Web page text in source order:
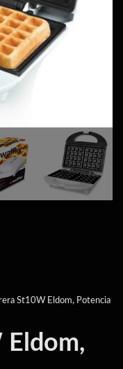
St10W Eldom, Potencia
Eldom,